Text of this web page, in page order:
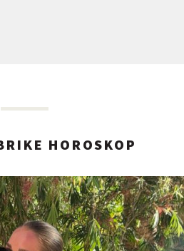
HOROSKOP